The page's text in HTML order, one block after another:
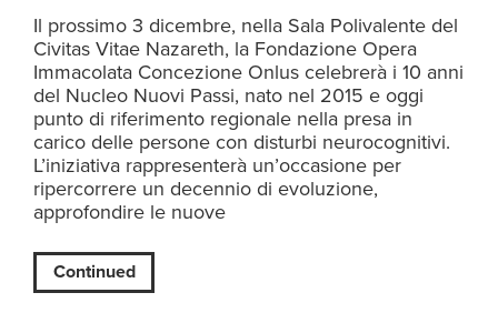
Il prossimo 3 dicembre, nella Sala Polivalente del
Civitas Vitae Nazareth, la Fondazione Opera
Immacolata Concezione Onlus celebrerà i 10 anni
del Nucleo Nuovi Passi, nato nel 2015 e oggi
punto di riferimento regionale nella presa in
carico delle persone con disturbi neurocognitivi.
L’iniziativa rappresenterà un’occasione per
ripercorrere un decennio di evoluzione,
approfondire le nuove
Continued